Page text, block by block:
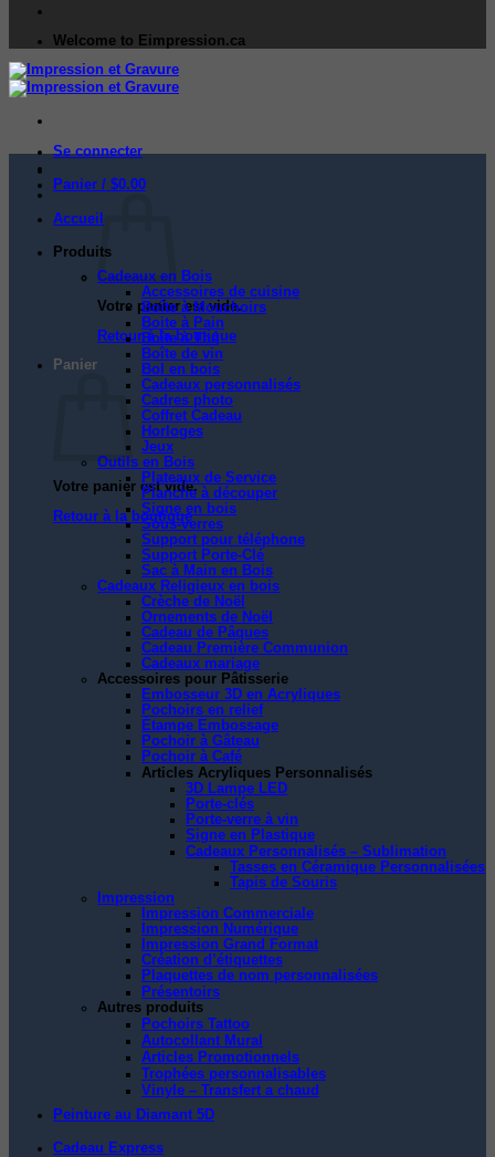
Welcome to Eimpression.ca
Se connecter
Panier / $0.00
Votre panier est vide.
Retour à la boutique
Panier
Votre panier est vide.
Retour à la boutique
Accueil
Produits
Cadeaux en Bois
Accessoires de cuisine
Boîte à Mouchoirs
Boite à Pain
Boîte à Thé
Boîte de vin
Bol en bois
Cadeaux personnalisés
Cadres photo
Coffret Cadeau
Horloges
Jeux
Outils en Bois
Plateaux de Service
Planche à découper
Signe en bois
Sous-verres
Support pour téléphone
Support Porte-Clé
Sac à Main en Bois
Cadeaux Religieux en bois
Crèche de Noël
Ornements de Noël
Cadeau de Pâques
Cadeau Première Communion
Cadeaux mariage
Accessoires pour Pâtisserie
Embosseur 3D en Acryliques
Pochoirs en relief
Étampe Embossage
Pochoir à Gâteau
Pochoir à Café
Articles Acryliques Personnalisés
3D Lampe LED
Porte-clés
Porte-verre à vin
Signe en Plastique
Cadeaux Personnalisés – Sublimation
Tasses en Céramique Personnalisées
Tapis de Souris
Impression
Impression Commerciale
Impression Numérique
Impression Grand Format
Création d’étiquettes
Plaquettes de nom personnalisées
Présentoirs
Autres produits
Pochoirs Tattoo
Autocollant Mural
Articles Promotionnels
Trophées personnalisables
Vinyle – Transfert a chaud
Peinture au Diamant 5D
Cadeau Express